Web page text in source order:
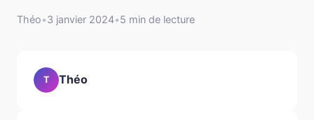
Théo•3 janvier 2024•5 min de lecture
T Théo